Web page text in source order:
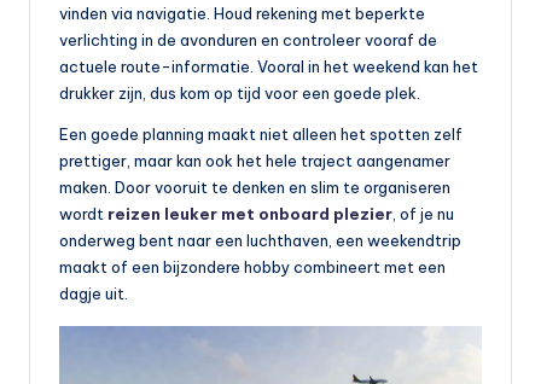
vinden via navigatie. Houd rekening met beperkte
verlichting in de avonduren en controleer vooraf de
actuele route-informatie. Vooral in het weekend kan het
drukker zijn, dus kom op tijd voor een goede plek.
Een goede planning maakt niet alleen het spotten zelf
prettiger, maar kan ook het hele traject aangenamer
maken. Door vooruit te denken en slim te organiseren
wordt reizen leuker met onboard plezier , of je nu
onderweg bent naar een luchthaven, een weekendtrip
maakt of een bijzondere hobby combineert met een
dagje uit.